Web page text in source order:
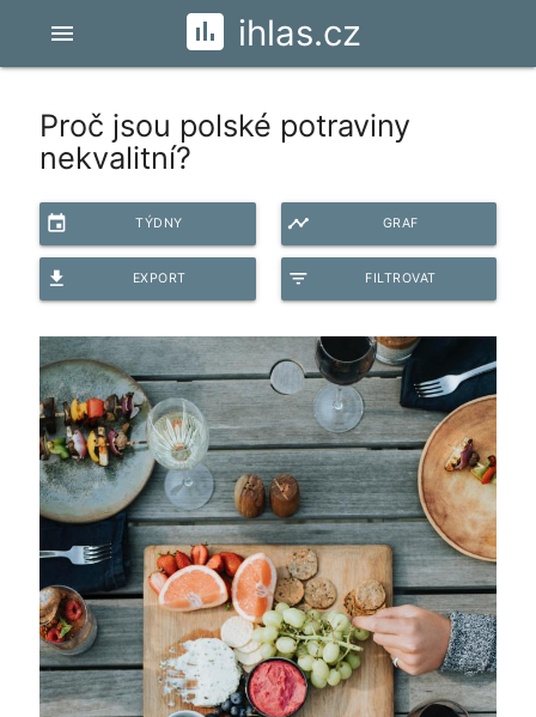
ihlas.cz
menu
Proč jsou polské potraviny
nekvalitní?
event TÝDNY timeline GRAF
file_download EXPORT filter_list FILTROVAT